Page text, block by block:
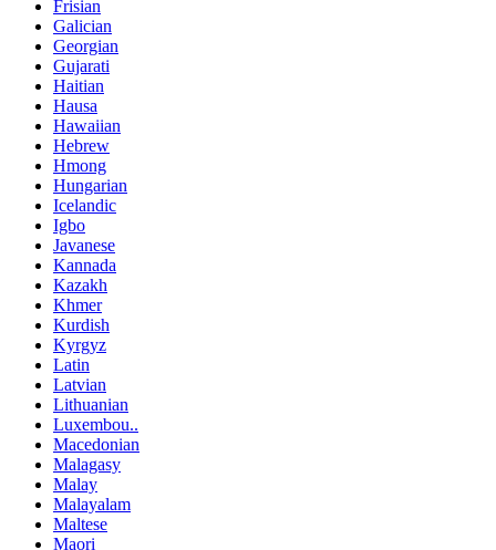
Frisian
Galician
Georgian
Gujarati
Haitian
Hausa
Hawaiian
Hebrew
Hmong
Hungarian
Icelandic
Igbo
Javanese
Kannada
Kazakh
Khmer
Kurdish
Kyrgyz
Latin
Latvian
Lithuanian
Luxembou..
Macedonian
Malagasy
Malay
Malayalam
Maltese
Maori